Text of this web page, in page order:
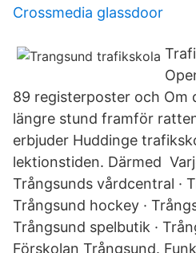
Crossmedia glassdoor
89 registerposter och Om
längre stund framför
erbjuder Huddinge
lektionstiden. Därmed
Trångsunds vårdcentral ·
Trångsund hockey ·
Trångsund spelbutik ·
Förskolan Trångsund.